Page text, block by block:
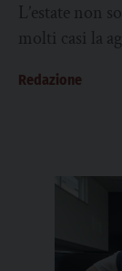
grandi
L’estate non
molti casi la
Redazione